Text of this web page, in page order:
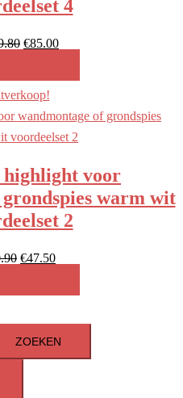
4
Oorspronkelijke
was:
€119.80.
€85.00Huidige
is:
highlight voor
warm wit
2
Oorspronkelijke
was:
€47.50Huidige
is:
ZOEKEN